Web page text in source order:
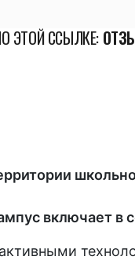
ЭТОЙ ССЫЛКЕ:
включает в